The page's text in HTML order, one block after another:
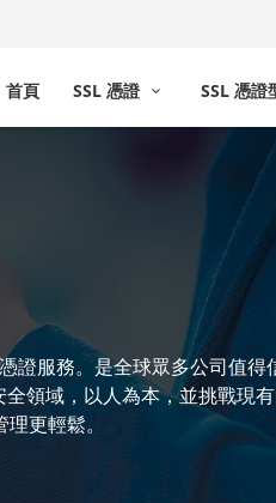
首頁 SSL 憑證 SSL 憑證
證服務。是全球眾多公司值
領域，以人為本，並挑戰現有
更輕鬆。